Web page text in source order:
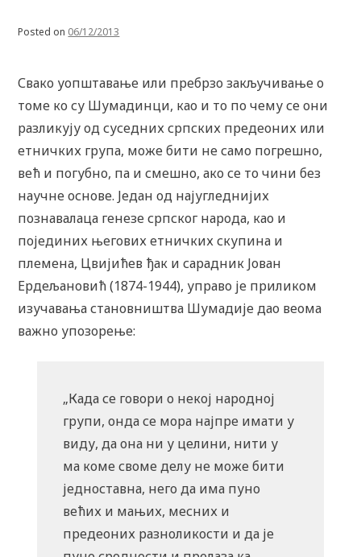
Posted on 06/12/2013
Свако уопштавање или пребрзо закључивање о
томе ко су Шумадинци, као и то по чему се они
разликују од суседних српских предеоних или
етничких група, може бити не само погрешно,
већ и погубно, па и смешно, ако се то чини без
научне основе. Један од најугледнијих
познавалаца генезе српског народа, као и
појединих његових етничких скупина и
племена, Цвијићев ђак и сарадник Јован
Ердељановић (1874-1944), управо је приликом
изучавања становништва Шумадије дао веома
важно упозорење:
„Када се говори о некој народној
групи, онда се мора најпре имати у
виду, да она ни у целини, нити у
ма коме своме делу не може бити
једноставна, него да има пуно
већих и мањих, месних и
предеоних разноликости и да је